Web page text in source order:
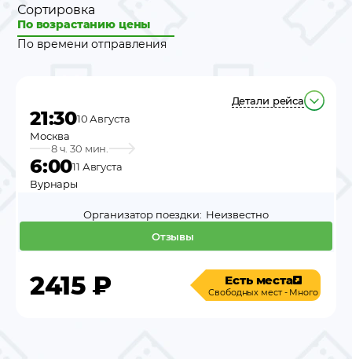
Сортировка
По возрастанию цены
По времени отправления
Детали рейса
21:3010 Августа
Москва
8 ч. 30 мин.
6:0011 Августа
Вурнары
Отзывы
Организатор поездки: Неизвестно
2415₽ Есть места
Свободных мест - Много